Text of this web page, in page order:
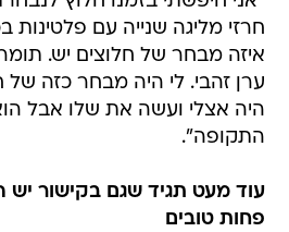
חרזי מליגה שנייה עם פלטינות
איזה מבחר של חלוצים יש.
ערן זהבי. לי היה מבחר כזה של
היה אצלי ועשה את שלו אבל
התקופה".
עוד מעט תגיד שגם בקישור יש
פחות טובים